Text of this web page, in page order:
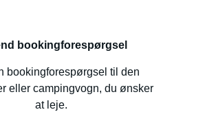
bookingforespørgsel
bookingforespørgsel til den
eller campingvogn, du ønsker
at leje.